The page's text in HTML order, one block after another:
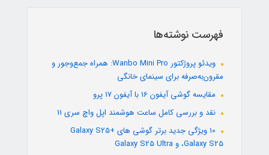
فهرست نوشته‌ها
ویدئو پروژکتور Wanbo Mini Pro: همراه جمع‌وجور و
مقرون‌به‌صرفه برای سینمای خانگی
مقایسه گوشی آیفون 16 با آیفون 17 پرو
نقد و بررسی کامل ساعت هوشمند اپل واچ سری 11
10 ویژگی جدید برتر گوشی های +Galaxy S25
،Galaxy S25 و Galaxy S25 Ultra